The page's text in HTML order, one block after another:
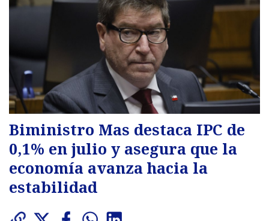
Biministro Mas destaca IPC de
0,1% en julio y asegura que la
economía avanza hacia la
estabilidad